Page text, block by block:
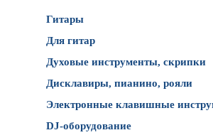
Гитары
Для гитар
Духовые инструменты, скрипки
Дисклавиры, пианино, рояли
Электронные клавишные
DJ-оборудование